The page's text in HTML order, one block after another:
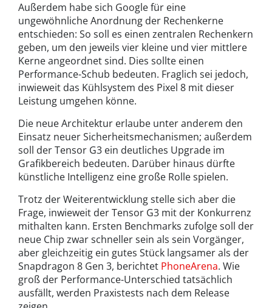
Außerdem habe sich Google für eine
ungewöhnliche Anordnung der Rechenkerne
entschieden: So soll es einen zentralen Rechenkern
geben, um den jeweils vier kleine und vier mittlere
Kerne angeordnet sind. Dies sollte einen
Performance-Schub bedeuten. Fraglich sei jedoch,
inwieweit das Kühlsystem des Pixel 8 mit dieser
Leistung umgehen könne.
Die neue Architektur erlaube unter anderem den
Einsatz neuer Sicherheitsmechanismen; außerdem
soll der Tensor G3 ein deutliches Upgrade im
Grafikbereich bedeuten. Darüber hinaus dürfte
künstliche Intelligenz eine große Rolle spielen.
Trotz der Weiterentwicklung stelle sich aber die
Frage, inwieweit der Tensor G3 mit der Konkurrenz
mithalten kann. Ersten Benchmarks zufolge soll der
neue Chip zwar schneller sein als sein Vorgänger,
aber gleichzeitig ein gutes Stück langsamer als der
Snapdragon 8 Gen 3, berichtet PhoneArena. Wie
groß der Performance-Unterschied tatsächlich
ausfällt, werden Praxistests nach dem Release